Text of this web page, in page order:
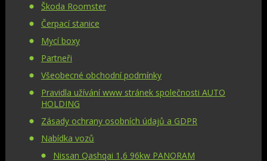
Škoda Roomster
Čerpací stanice
Mycí boxy
Partneři
Všeobecné obchodní podmínky
Pravidla užívání www stránek společnosti AUTO
HOLDING
Zásady ochrany osobních údajů a GDPR
Nabídka vozů
Nissan Qashqai 1,6 96kw PANORAM